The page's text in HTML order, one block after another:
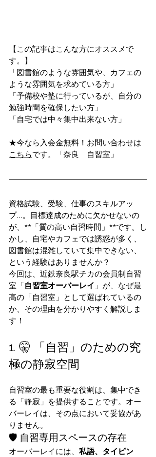
【この記事はこんな方にオススメで
す。】
「図書館のような雰囲気や、カフェの
ような雰囲気を求めている方」
「予備校や塾に行っているが、自分の
勉強時間を確保したい方」
「自宅では中々集中出来ない方」
★今なら入会金無料！お問い合わせは
こちらです。「奈良　自習室」
資格試験、受験、仕事のスキルアッ
プ...。目標達成のために欠かせないの
が、**「質の高い自習時間」**です。し
かし、自宅やカフェでは誘惑が多く、
図書館は混雑していて集中できない、
という経験はありませんか？
今回は、近鉄奈良駅チカの会員制自習
室「 自習室オーバーレイ 」が、なぜ最
高の「自習室」として選ばれているの
か、その理由を分かりやすく解説しま
す！
1. 🤫 「自習」のための究
極の静寂空間
自習室の最も重要な役割は、集中でき
る「静寂」を提供することです。オー
バーレイは、その点において妥協があ
りません。
🛡️ 自習専用スペースの存在
オーバーレイには、 私語、タイピン